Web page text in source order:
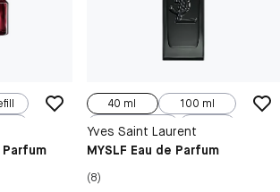
Parfum
40 ml
100 ml
150 ml, Refill
60 ml
150 ml
Yves Saint Laurent
MYSLF Eau de Parfum
(8)